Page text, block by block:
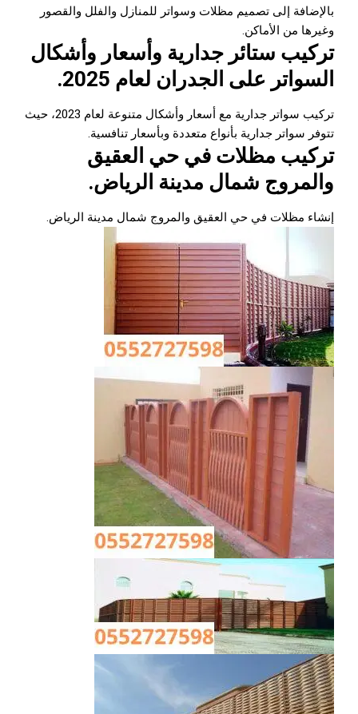
بالإضافة إلى تصميم مظلات وسواتر للمنازل والفلل والقصور
وغيرها من الأماكن.
تركيب ستائر جدارية وأسعار وأشكال
السواتر على الجدران لعام 2025.
تركيب سواتر
جدارية مع أسعار وأشكال متنوعة لعام 2023، حيث
تتوفر سواتر جدارية بأنواع متعددة وبأسعار تنافسية.
تركيب مظلات في حي العقيق
والمروج شمال مدينة الرياض.
إنشاء مظلات في حي العقيق والمروج شمال مدينة الرياض.